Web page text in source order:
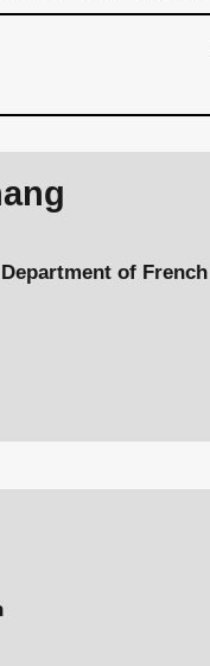
of French